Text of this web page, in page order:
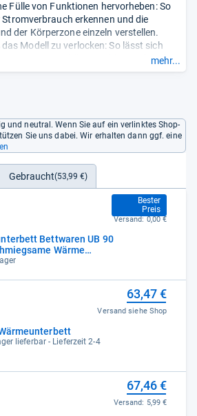
Fülle von Funktionen hervorheben: So
erkennen und die
der Körperzone einzeln verstellen.
Modell zu verlocken: So lässt sich
Wärmeintensitäten wählen und auch
ist individualisierbar (1–12 Stunden).
mehr...
und neutral. Wenn Sie auf ein verlinktes Shop-
Sie uns dabei. Wir erhalten dann ggf. eine
Gebraucht(53,99 €)
Bettwaren UB 90
Wärme
Bester
Preis
60,99 €
Versand: 0,00 €
lieferbar - Lieferzeit 2-4
63,47 €
Versand siehe Shop
67,46 €
Versand: 5,99 €